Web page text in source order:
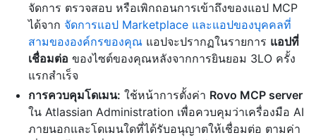
จัดการ ตรวจสอบ หรือเพิกถอนการเข้าถึงของแอป MCP
ได้จาก จัดการแอป Marketplace และแอปของบุคคลที่
สามขององค์กรของคุณ แอปจะปรากฏในรายการ แอปที่
เชื่อมต่อ ของไซต์ของคุณหลังจากการยินยอม 3LO ครั้ง
แรกสำเร็จ
การควบคุมโดเมน: ใช้หน้าการตั้งค่า Rovo MCP server
ใน Atlassian Administration เพื่อควบคุมว่าเครื่องมือ AI
ภายนอกและโดเมนใดที่ได้รับอนุญาตให้เชื่อมต่อ ตามค่า